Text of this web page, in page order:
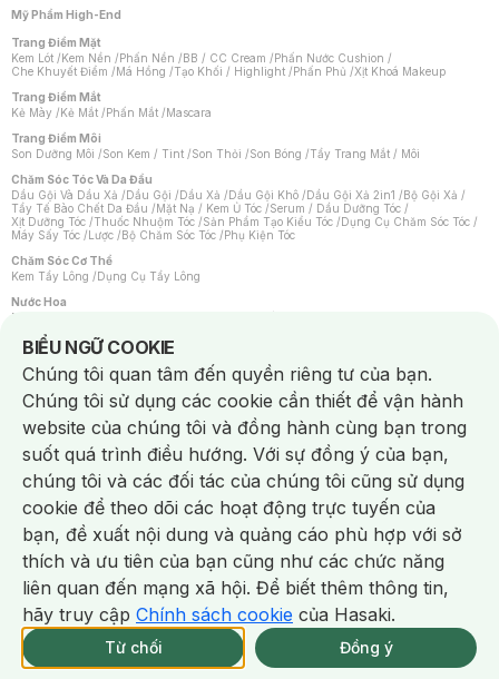
Mỹ Phẩm High-End
Trang Điểm Mặt
Kem Lót /Kem Nền /Phấn Nền /BB / CC Cream /Phấn Nước Cushion /
Che Khuyết Điểm /Má Hồng /Tạo Khối / Highlight /Phấn Phủ /Xịt Khoá Makeup
Trang Điểm Mắt
Kẻ Mày /Kẻ Mắt /Phấn Mắt /Mascara
Trang Điểm Môi
Son Dưỡng Môi /Son Kem / Tint /Son Thỏi /Son Bóng /Tẩy Trang Mắt / Môi
Chăm Sóc Tóc Và Da Đầu
Dầu Gội Và Dầu Xả /Dầu Gội /Dầu Xả /Dầu Gội Khô /Dầu Gội Xả 2in1 /Bộ Gội Xả /
Tẩy Tế Bào Chết Da Đầu /Mặt Nạ / Kem Ủ Tóc /Serum / Dầu Dưỡng Tóc /
Xịt Dưỡng Tóc /Thuốc Nhuộm Tóc /Sản Phẩm Tạo Kiểu Tóc /Dụng Cụ Chăm Sóc Tóc /
Máy Sấy Tóc /Lược /Bộ Chăm Sóc Tóc /Phụ Kiện Tóc
Chăm Sóc Cơ Thể
Kem Tẩy Lông /Dụng Cụ Tẩy Lông
Nước Hoa
Nước Hoa Nữ
Chăm Sóc Cá Nhân
Chống Muỗi /Khẩu Trang /Máy Massage/Mặt Nạ Xông Hơi /Nước Rửa Tay/
Sản Phẩm Chăm Sóc Khác /Bàn Chải Đánh Răng /Bàn Chải Điện/
Hỗ Trợ Trắng Răng/Kem Đánh Răng /Máy Tăm Nước/ Nước Súc Miệng/
Tăm / Chỉ Nha Khoa/ Xịt Thơm Miệng / Dung Dịch Vệ Sinh/Dưỡng Vùng Kín/
Khăn Ướt Vệ Sinh Vùng Kín/Băng Vệ Sinh/Tampon/Bọt Cạo Râu /Dao Cạo Râu/
Máy Cạo Râu
Vấn Đề Về Da
Da Dầu / Lỗ Chân Lông To/ Da Khô / Mất Nước/ Da Lão Hóa/ Da Mụn/
Da Nhạy Cảm / Kích Ứng
Da Xỉn Màu Thâm / Nám / Tàn Nhang
Quầng Thâm & Bọng Mắt /Sẹo /Viêm Da Cơ Địa
Dụng Cụ / Phụ Kiện Chăm Sóc Da
Bông Tẩy Trang
Khăn Lau Mặt Khô Dụng Cụ / Máy Rửa Mặt Máy Chăm Sóc Da
Dụng Cụ Chăm Sóc Khác
BIỂU NGỮ COOKIE
Notice about cookies usage
Chúng tôi quan tâm đến quyền riêng tư của bạn.
Chúng tôi sử dụng các cookie cần thiết để vận hành
website của chúng tôi và đồng hành cùng bạn trong
suốt quá trình điều hướng. Với sự đồng ý của bạn,
chúng tôi và các đối tác của chúng tôi cũng sử dụng
cookie để theo dõi các hoạt động trực tuyến của
bạn, đề xuất nội dung và quảng cáo phù hợp với sở
thích và ưu tiên của bạn cũng như các chức năng
liên quan đến mạng xã hội. Để biết thêm thông tin,
hãy truy cập Chính sách cookie của Hasaki.
Từ chối Đồng ý